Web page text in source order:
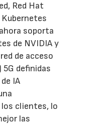
Red Hat
soporta
de NVIDIA y
de acceso
5G definidas
IA
clientes, lo
las